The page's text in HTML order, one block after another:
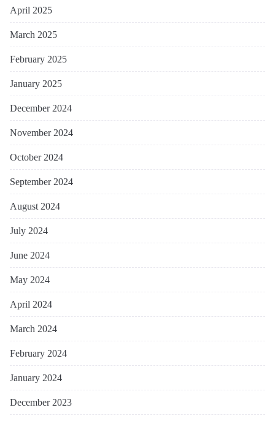
April 2025
March 2025
February 2025
January 2025
December 2024
November 2024
October 2024
September 2024
August 2024
July 2024
June 2024
May 2024
April 2024
March 2024
February 2024
January 2024
December 2023